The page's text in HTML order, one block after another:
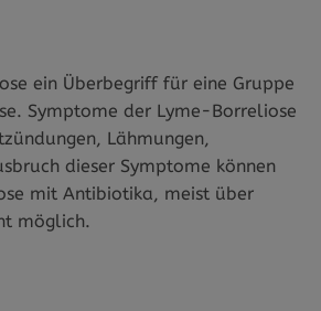
ein Überbegriff für eine Gruppe
Symptome der Lyme-Borreliose
Lähmungen,
dieser Symptome können
mit Antibiotika, meist über
möglich.